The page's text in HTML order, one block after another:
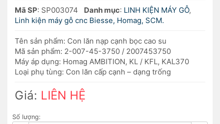
Mã SP: SP003074 Danh mục: LINH KIỆN MÁY GỖ,
Linh kiện máy gỗ cnc Biesse, Homag, SCM.
Tên sản phẩm: Con lăn nạp cạnh bọc cao su
Mã sản phẩm: 2-007-45-3750 / 2007453750
Máy áp dụng: Homag AMBITION, KL / KFL, KAL370
Loại phụ tùng: Con lăn cấp cạnh – dạng trống
Giá: LIÊN HỆ
Số lượng: